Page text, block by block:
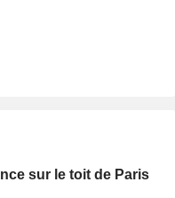
sur le toit de Paris